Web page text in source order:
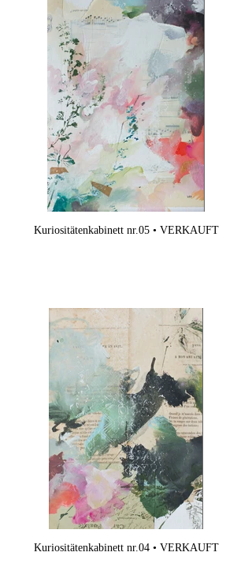
Kuriositätenkabinett nr.05 • VERKAUFT
Kuriositätenkabinett nr.04 • VERKAUFT